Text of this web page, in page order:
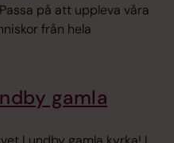
på att uppleva våra
från hela
gamla